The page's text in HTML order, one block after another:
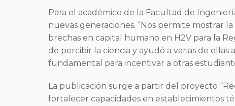
Para el académico de la Facultad de
nuevas generaciones. “Nos permite mostrar
brechas en capital humano en H2V para la
de percibir la ciencia y ayudó a varias de
fundamental para incentivar a otras
La publicación surge a partir del proyecto
fortalecer capacidades en establecimientos